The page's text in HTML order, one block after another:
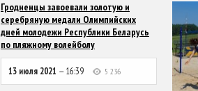
Гродненцы завоевали золотую и
серебряную медали Олимпийских
дней молодежи Республики Беларусь
по пляжному волейболу
13 июля 2021 — 16:39 5 236